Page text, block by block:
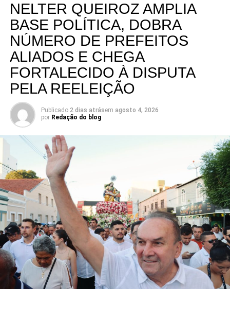
NELTER QUEIROZ AMPLIA
BASE POLÍTICA, DOBRA
NÚMERO DE PREFEITOS
ALIADOS E CHEGA
FORTALECIDO À DISPUTA
PELA REELEIÇÃO
Publicado 2 dias atrásem agosto 4, 2026
por Redação do blog